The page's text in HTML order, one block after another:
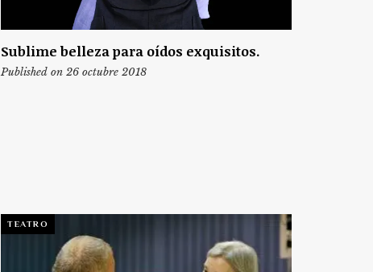
Sublime belleza para oídos exquisitos.
Published on 26 octubre 2018
TEATRO